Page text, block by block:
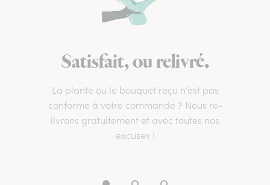
Satisfait, ou relivré.
La plante ou le bouquet reçu n’est pas
conforme à votre commande ? Nous re-
livrons gratuitement et avec toutes nos
excuses !